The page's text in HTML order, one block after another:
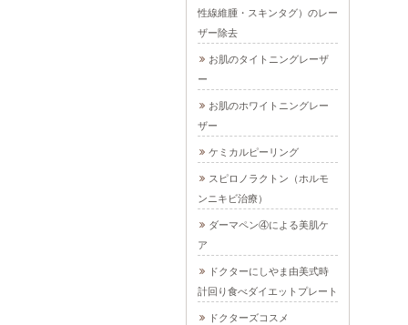
性線維腫・スキンタグ）のレー
ザー除去
お肌のタイトニングレーザ
ー
お肌のホワイトニングレー
ザー
ケミカルピーリング
スピロノラクトン（ホルモ
ンニキビ治療）
ダーマペン④による美肌ケ
ア
ドクターにしやま由美式時
計回り食べダイエットプレート
ドクターズコスメ